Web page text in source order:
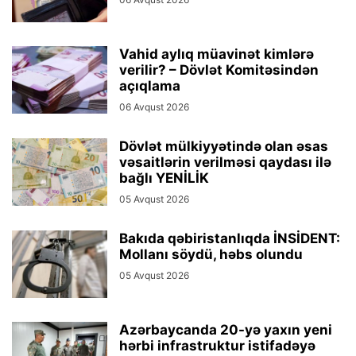
Vahid aylıq müavinət kimlərə
verilir? – Dövlət Komitəsindən
açıqlama
06 Avqust 2026
Dövlət mülkiyyətində olan əsas
vəsaitlərin verilməsi qaydası ilə
bağlı YENİLİK
05 Avqust 2026
Bakıda qəbiristanlıqda İNSİDENT:
Mollanı söydü, həbs olundu
05 Avqust 2026
Azərbaycanda 20-yə yaxın yeni
hərbi infrastruktur istifadəyə